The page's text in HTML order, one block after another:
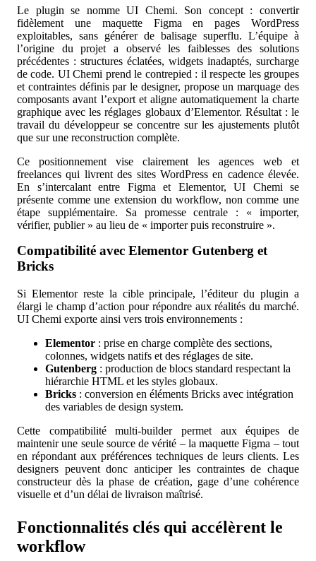
Le plugin se nomme UI Chemi. Son concept : convertir
fidèlement une maquette Figma en pages WordPress
exploitables, sans générer de balisage superflu. L’équipe à
l’origine du projet a observé les faiblesses des solutions
précédentes : structures éclatées, widgets inadaptés, surcharge
de code. UI Chemi prend le contrepied : il respecte les groupes
et contraintes définis par le designer, propose un marquage des
composants avant l’export et aligne automatiquement la charte
graphique avec les réglages globaux d’Elementor. Résultat : le
travail du développeur se concentre sur les ajustements plutôt
que sur une reconstruction complète.
Ce positionnement vise clairement les agences web et
freelances qui livrent des sites WordPress en cadence élevée.
En s’intercalant entre Figma et Elementor, UI Chemi se
présente comme une extension du workflow, non comme une
étape supplémentaire. Sa promesse centrale : « importer,
vérifier, publier » au lieu de « importer puis reconstruire ».
Compatibilité avec Elementor Gutenberg et
Bricks
Si Elementor reste la cible principale, l’éditeur du plugin a
élargi le champ d’action pour répondre aux réalités du marché.
UI Chemi exporte ainsi vers trois environnements :
Elementor : prise en charge complète des sections,
colonnes, widgets natifs et des réglages de site.
Gutenberg : production de blocs standard respectant la
hiérarchie HTML et les styles globaux.
Bricks : conversion en éléments Bricks avec intégration
des variables de design system.
Cette compatibilité multi‐builder permet aux équipes de
maintenir une seule source de vérité – la maquette Figma – tout
en répondant aux préférences techniques de leurs clients. Les
designers peuvent donc anticiper les contraintes de chaque
constructeur dès la phase de création, gage d’une cohérence
visuelle et d’un délai de livraison maîtrisé.
Fonctionnalités clés qui accélèrent le
workflow